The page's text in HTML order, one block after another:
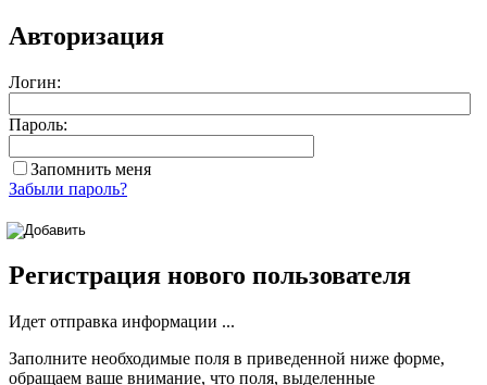
Авторизация
Логин:
Пароль:
Запомнить меня
Забыли пароль?
Регистрация нового пользователя
Идет отправка информации ...
Заполните необходимые поля в приведенной ниже форме,
обращаем ваше внимание, что поля, выделенные